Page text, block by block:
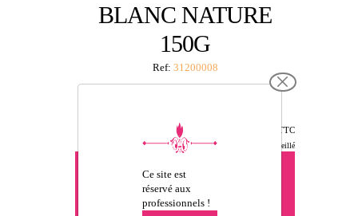
BLANC NATURE
150G
Ref: 31200008
TTC
Prix de vente conseillé
Vous devez être connecté pour
précommander -
ou créer un compte
Ce site est
réservé aux
professionnels !